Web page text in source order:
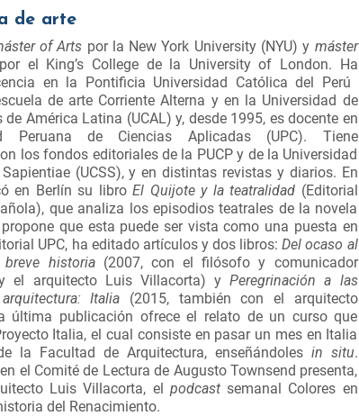
de arte
of Arts por la New York University (NYU) y máster
por el King’s College de la University of London. Ha
en la Pontificia Universidad Católica del Perú
de arte Corriente Alterna y en la Universidad de
de América Latina (UCAL) y, desde 1995, es docente en
Peruana de Ciencias Aplicadas (UPC). Tiene
los fondos editoriales de la PUCP y de la Universidad
(UCSS), y en distintas revistas y diarios. En
en Berlín su libro El Quijote y la teatralidad (Editorial
que analiza los episodios teatrales de la novela
que esta puede ser vista como una puesta en
UPC, ha editado artículos y dos libros: Del ocaso al
breve historia (2007, con el filósofo y comunicador
el arquitecto Luis Villacorta) y Peregrinación a las
Italia
(2015, también con el arquitecto
última publicación ofrece el relato de un curso que
Italia, el cual consiste en pasar un mes en Italia
la Facultad de Arquitectura, enseñándoles in situ.
el Comité de Lectura de Augusto Townsend presenta,
Luis Villacorta, el podcast semanal Colores en
del Renacimiento.